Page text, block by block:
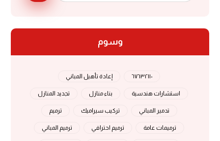
وسوم
٦٧٦٣٢١١٠ إعادة تأهيل المباني
استشارات هندسية بناء منازل تجديد المنازل
تدمير المباني تركيب سيراميك ترميم
ترميمات عامة ترميم احترافي ترميم المباني